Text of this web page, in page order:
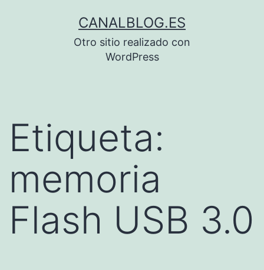
CANALBLOG.ES
Otro sitio realizado con
WordPress
Etiqueta:
memoria
Flash USB 3.0